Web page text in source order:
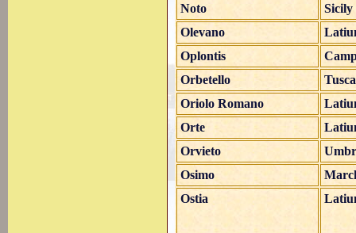
Noto
Sicily
Olevano
Oplontis
Orbetello
Oriolo Romano
Orte
Orvieto
Osimo
Ostia